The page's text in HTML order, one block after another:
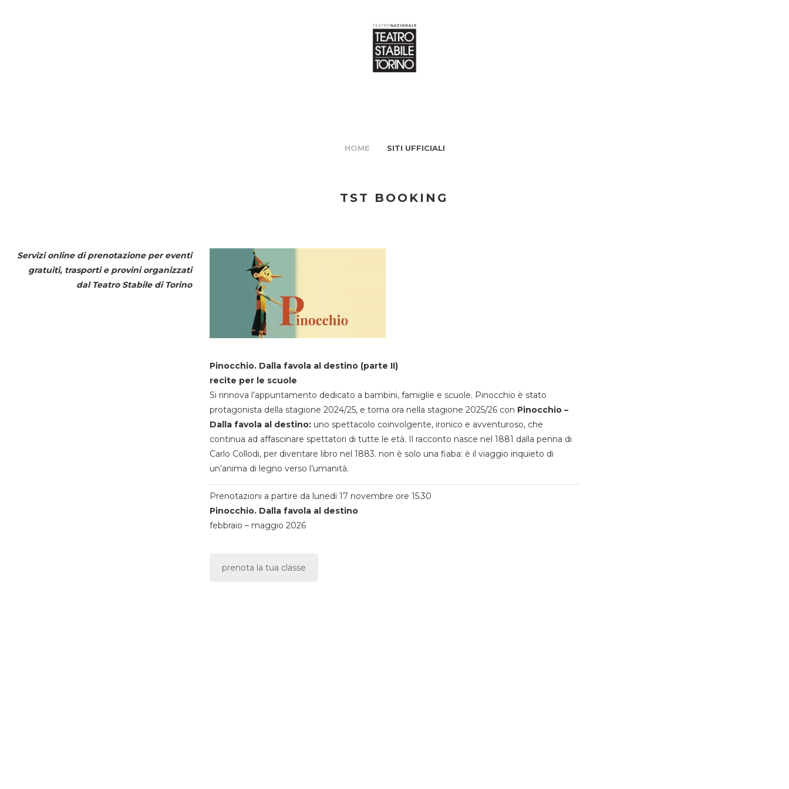
HOME SITI UFFICIALI
TST BOOKING
Servizi online di prenotazione per eventi
gratuiti, trasporti e provini organizzati
dal Teatro Stabile di Torino
Pinocchio. Dalla favola al destino (parte II)
recite per le scuole
Si rinnova l’appuntamento dedicato a bambini, famiglie e scuole. Pinocchio è stato
protagonista della stagione 2024/25, e torna ora nella stagione 2025/26 con Pinocchio –
Dalla favola al destino:uno spettacolo coinvolgente, ironico e avventuroso, che
continua ad affascinare spettatori di tutte le età. Il racconto nasce nel 1881 dalla penna di
Carlo Collodi, per diventare libro nel 1883. non è solo una fiaba: è il viaggio inquieto di
un’anima di legno verso l’umanità.
Prenotazioni a partire da lunedi 17 novembre ore 15.30
Pinocchio. Dalla favola al destino
febbraio – maggio 2026
prenota la tua classe